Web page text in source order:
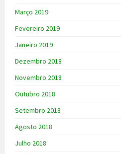
Março 2019
Fevereiro 2019
Janeiro 2019
Dezembro 2018
Novembro 2018
Outubro 2018
Setembro 2018
Agosto 2018
Julho 2018